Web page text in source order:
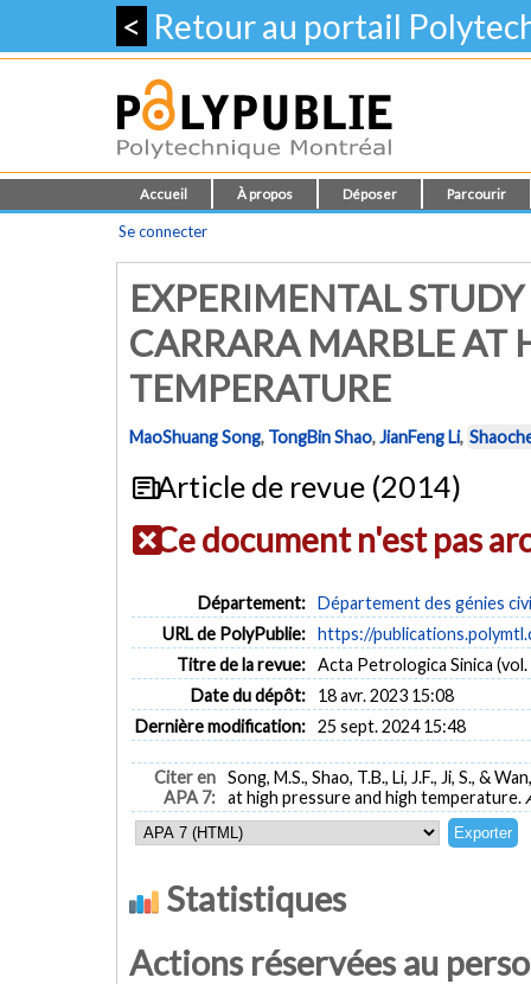
< Retour au portail
Accueil À propos Déposer Parcourir
Se connecter
EXPERIMENTAL
CARRARA MARBLE AT
TEMPERATURE
MaoShuang Song, TongBin Shao,JianFeng Li,
Article de revue (2014)
Ce document n'est pas
Département: Département des génies
URL de PolyPublie: https://
Titre de la revue: Acta Petrologica Sinica (vol.
Date du dépôt:
18 avr. 2023 15:08
Dernière modification: 25 sept. 2024 15:48
Citer en
APA 7:
Song, M.S., Shao, T.B., Li, J.F., Ji, S., &
at high pressure and high temperature.
Statistiques
Actions réservées au